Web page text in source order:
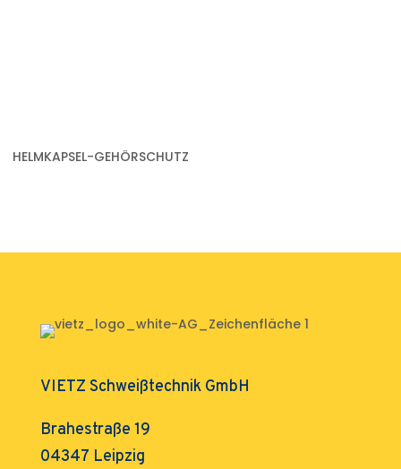
HELMKAPSEL-GEHÖRSCHUTZ
VIETZ Schweißtechnik GmbH
Brahestraße 19
04347 Leipzig